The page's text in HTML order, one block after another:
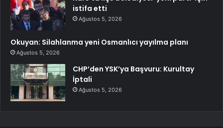
istifa etti
Ağustos 5, 2026
Okuyan: Silahlanma yeni Osmanlıcı yayılma planı
Ağustos 5, 2026
CHP’den YSK’ya Başvuru: Kurultay
İptali
Ağustos 5, 2026